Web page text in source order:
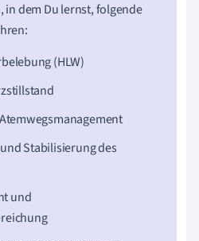
in dem Du lernst, folgende
(HLW)
Stabilisierung des
und